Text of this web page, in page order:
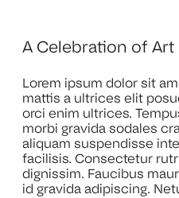
A Celebration of
Lorem ipsum dolor sit
mattis a ultrices elit
orci enim ultrices.
morbi gravida sodales
aliquam suspendisse
facilisis. Consectetur
dignissim. Faucibus
id gravida adipiscing.